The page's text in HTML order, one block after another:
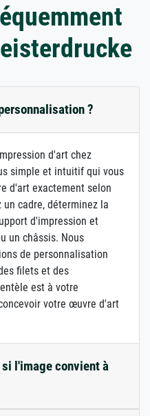
?
d'art chez
simple et intuitif qui vous
d'art exactement selon
cadre, déterminez la
d'impression et
un châssis. Nous
de personnalisation
filets et des
est à votre
votre œuvre d'art
l'image convient à